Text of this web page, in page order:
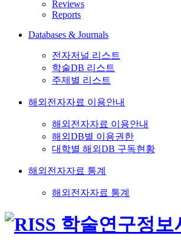
Reviews
Reports
Databases & Journals
전자저널 리스트
학술DB 리스트
주제별 리스트
해외전자자료 이용안내
해외전자자료 이용안내
해외DB별 이용권한
대학별 해외DB 구독현황
해외전자자료 통계
해외전자자료 통계